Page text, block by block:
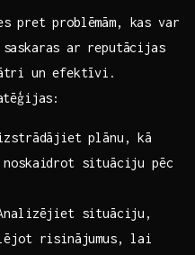
pret problēmām, kas var⁤
ar⁤ reputācijas
un ⁤efektīvi.
plānu, kā
noskaidrot situāciju ‌pēc⁣
situāciju,
risinājumus, lai